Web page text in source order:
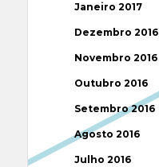
Janeiro 2017
Dezembro 2016
Novembro 2016
Outubro 2016
Setembro 2016
Agosto 2016
Julho 2016